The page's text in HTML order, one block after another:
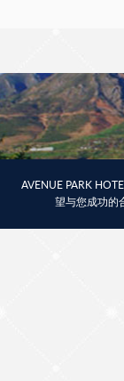
AVENUE PARK
望与您成功的